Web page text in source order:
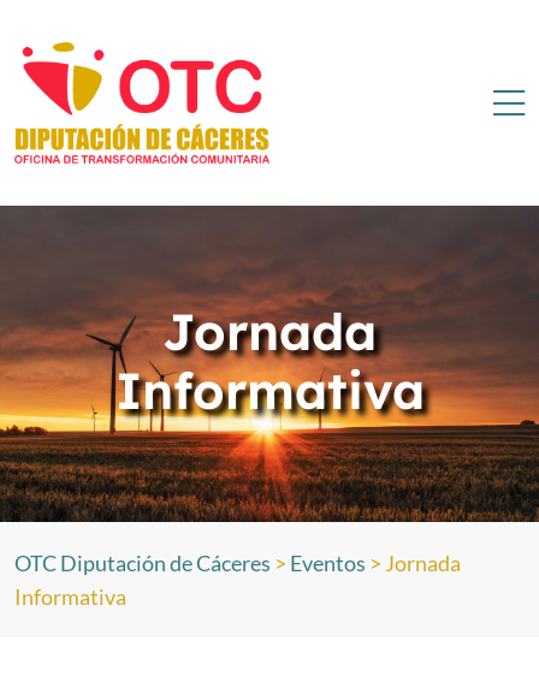
Jornada
Informativa
OTC Diputación de Cáceres > Eventos > Jornada
Informativa